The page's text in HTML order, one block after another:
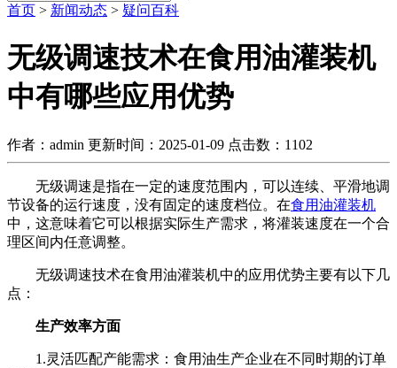
首页 > 新闻动态 > 疑问百科
无级调速技术在食用油灌装机
中有哪些应用优势
作者：admin 更新时间：2025-01-09 点击数： 1102
无级调速是指在一定的速度范围内，可以连续、平滑地调
节设备的运行速度，没有固定的速度档位。在食用油灌装机
中，这意味着它可以根据实际生产需求，将灌装速度在一个合
理区间内任意调整。
无级调速技术在食用油灌装机中的应用优势主要有以下几
点：
生产效率方面
1.灵活匹配产能需求：食用油生产企业在不同时期的订单